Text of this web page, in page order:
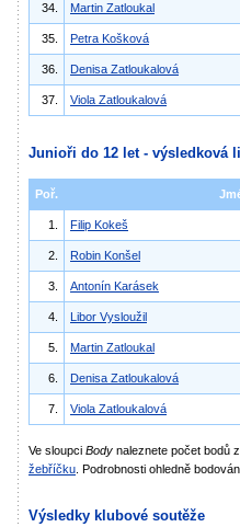
34. Martin Zatloukal
35. Petra Košková
36. Denisa Zatloukalová
37. Viola Zatloukalová
Junioři do 12 let - výsledková
Poř.
1. Filip Kokeš
2. Robin Konšel
3. Antonín Karásek
4. Libor Vysloužil
5. Martin Zatloukal
6. Denisa Zatloukalová
7. Viola Zatloukalová
Ve sloupci Body naleznete počet bodů
žebříčku . Podrobnosti ohledně
Výsledky klubové soutěže